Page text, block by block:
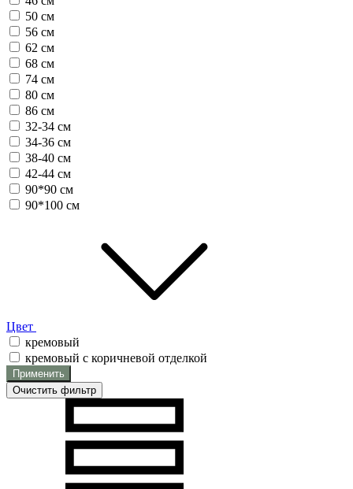
50 см
56 см
62 см
68 см
74 см
80 см
86 см
32-34 см
34-36 см
38-40 см
42-44 см
90*90 см
90*100 см
Цвет
кремовый
кремовый с коричневой отделкой
Применить
Очистить фильтр